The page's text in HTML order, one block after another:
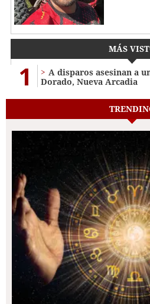
MÁS
1
A disparos asesinan a
Dorado, Nueva Arcadia